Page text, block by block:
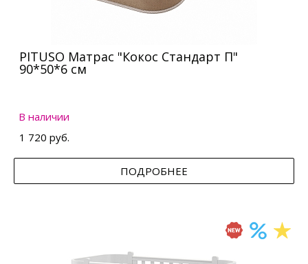
PITUSO Матрас "Кокос Стандарт П"
90*50*6 см
В наличии
1 720 руб.
ПОДРОБНЕЕ